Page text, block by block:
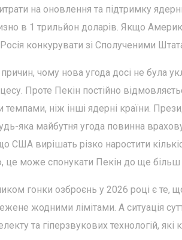
на оновлення та підтримку
в 1 трильйон доларів. Якщо
конкурувати зі Сполученими
чому нова угода досі не була
Проте Пекін постійно
ніж інші ядерні країни.
яка майбутня угода повинна
США вирішать різко наростити
це може спонукати Пекін до ще більш
гонки озброєнь у 2026 році є те,
жодними лімітами. А ситуація
та гіперзвукових технологій,